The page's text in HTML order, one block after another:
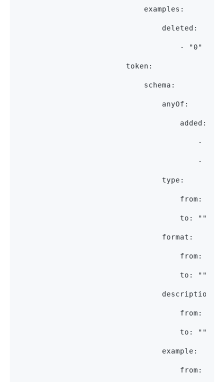
                            examples:
                                deleted:
                                    - "0"
                        token:
                            schema:
                                anyOf:
                                    added:
-
-
                                type:
from:
                                    to: ""
                                format:
from:
                                    to: ""
                                description:
from: RFC
                                    to: ""
                                example:
from: